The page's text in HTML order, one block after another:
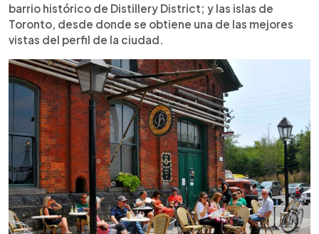
barrio histórico de Distillery District; y las islas de
Toronto, desde donde se obtiene una de las mejores
vistas del perfil de la ciudad.